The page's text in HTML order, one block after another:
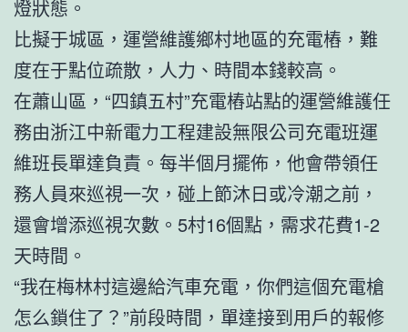
燈狀態。
比擬于城區，運營維護鄉村地區的充電樁，難
度在于點位疏散，人力、時間本錢較高。
在蕭山區，“四鎮五村”充電樁站點的運營維護任
務由浙江中新電力工程建設無限公司充電班運
維班長單達負責。每半個月擺佈，他會帶領任
務人員來巡視一次，碰上節沐日或冷潮之前，
還會增添巡視次數。5村16個點，需求花費1-2
天時間。
“我在梅林村這邊給汽車充電，你們這個充電槍
怎么鎖住了？”前段時間，單達接到用戶的報修